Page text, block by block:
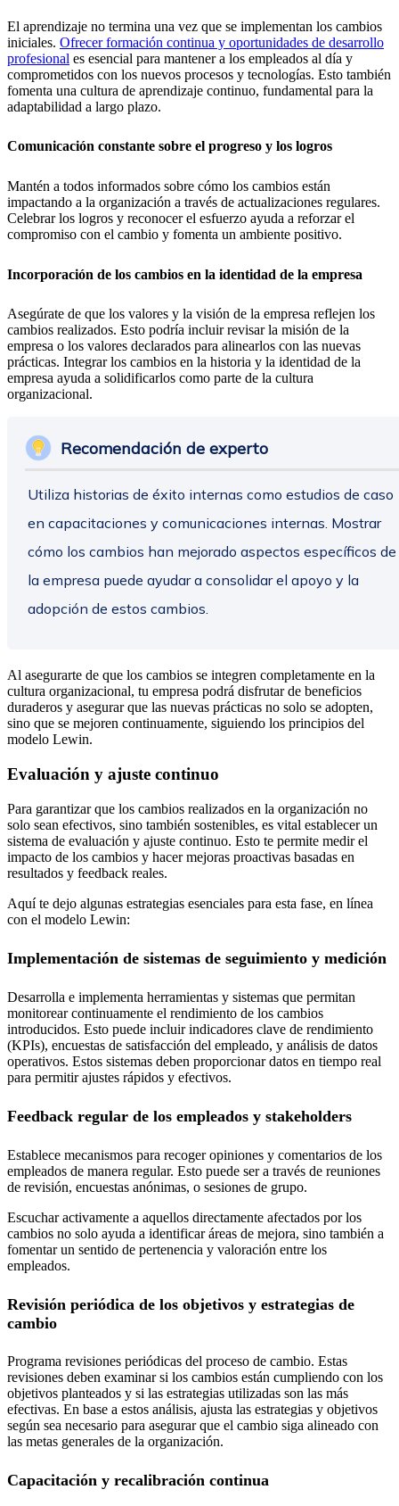
El aprendizaje no termina una vez que se implementan los cambios
iniciales. Ofrecer formación continua y oportunidades de desarrollo
profesional es esencial para mantener a los empleados al día y
comprometidos con los nuevos procesos y tecnologías. Esto también
fomenta una cultura de aprendizaje continuo, fundamental para la
adaptabilidad a largo plazo.
Comunicación constante sobre el progreso y los logros
Mantén a todos informados sobre cómo los cambios están
impactando a la organización a través de actualizaciones regulares.
Celebrar los logros y reconocer el esfuerzo ayuda a reforzar el
compromiso con el cambio y fomenta un ambiente positivo.
Incorporación de los cambios en la identidad de la empresa
Asegúrate de que los valores y la visión de la empresa reflejen los
cambios realizados. Esto podría incluir revisar la misión de la
empresa o los valores declarados para alinearlos con las nuevas
prácticas. Integrar los cambios en la historia y la identidad de la
empresa ayuda a solidificarlos como parte de la cultura
organizacional.
Recomendación de experto
Utiliza historias de éxito internas como estudios de caso
en capacitaciones y comunicaciones internas. Mostrar
cómo los cambios han mejorado aspectos específicos de
la empresa puede ayudar a consolidar el apoyo y la
adopción de estos cambios.
Al asegurarte de que los cambios se integren completamente en la
cultura organizacional, tu empresa podrá disfrutar de beneficios
duraderos y asegurar que las nuevas prácticas no solo se adopten,
sino que se mejoren continuamente, siguiendo los principios del
modelo Lewin.
Evaluación y ajuste continuo
Para garantizar que los cambios realizados en la organización no
solo sean efectivos, sino también sostenibles, es vital establecer un
sistema de evaluación y ajuste continuo. Esto te permite medir el
impacto de los cambios y hacer mejoras proactivas basadas en
resultados y feedback reales.
Aquí te dejo algunas estrategias esenciales para esta fase, en línea
con el modelo Lewin:
Implementación de sistemas de seguimiento y medición
Desarrolla e implementa herramientas y sistemas que permitan
monitorear continuamente el rendimiento de los cambios
introducidos. Esto puede incluir indicadores clave de rendimiento
(KPIs), encuestas de satisfacción del empleado, y análisis de datos
operativos. Estos sistemas deben proporcionar datos en tiempo real
para permitir ajustes rápidos y efectivos.
Feedback regular de los empleados y stakeholders
Establece mecanismos para recoger opiniones y comentarios de los
empleados de manera regular. Esto puede ser a través de reuniones
de revisión, encuestas anónimas, o sesiones de grupo.
Escuchar activamente a aquellos directamente afectados por los
cambios no solo ayuda a identificar áreas de mejora, sino también a
fomentar un sentido de pertenencia y valoración entre los
empleados.
Revisión periódica de los objetivos y estrategias de
cambio
Programa revisiones periódicas del proceso de cambio. Estas
revisiones deben examinar si los cambios están cumpliendo con los
objetivos planteados y si las estrategias utilizadas son las más
efectivas. En base a estos análisis, ajusta las estrategias y objetivos
según sea necesario para asegurar que el cambio siga alineado con
las metas generales de la organización.
Capacitación y recalibración continua